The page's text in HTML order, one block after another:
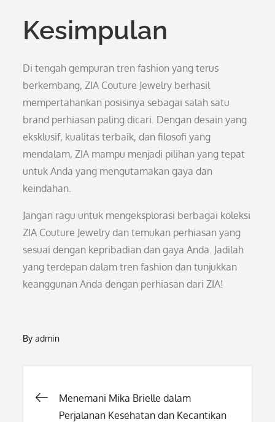
Kesimpulan
Di tengah gempuran tren fashion yang terus
berkembang, ZIA Couture Jewelry berhasil
mempertahankan posisinya sebagai salah satu
brand perhiasan paling dicari. Dengan desain yang
eksklusif, kualitas terbaik, dan filosofi yang
mendalam, ZIA mampu menjadi pilihan yang tepat
untuk Anda yang mengutamakan gaya dan
keindahan.
Jangan ragu untuk mengeksplorasi berbagai koleksi
ZIA Couture Jewelry dan temukan perhiasan yang
sesuai dengan kepribadian dan gaya Anda. Jadilah
yang terdepan dalam tren fashion dan tunjukkan
keanggunan Anda dengan perhiasan dari ZIA!
Byadmin
Post
Menemani Mika Brielle dalam
Perjalanan Kesehatan dan Kecantikan